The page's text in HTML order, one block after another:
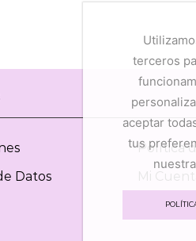
Datos
Política
Mi
Mis
terceros
aceptar
tus